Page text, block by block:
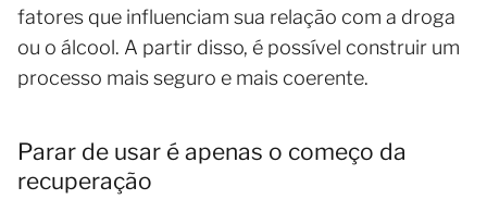
fatores que influenciam sua relação com a droga
ou o álcool. A partir disso, é possível construir um
processo mais seguro e mais coerente.
Parar de usar é apenas o começo da
recuperação